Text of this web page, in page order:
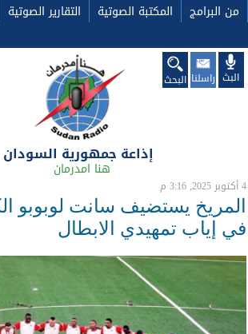
من البرامج المكتبة الصوتية التقارير الصوتية
البث راسلنا البحث
إذاعة جمهورية السودان
هنا امدرمان
4 أكتوبر 2025, 3:16 م
المريخ يستضيف سانت لوبوبو
في إياب تمهيدي الابطال